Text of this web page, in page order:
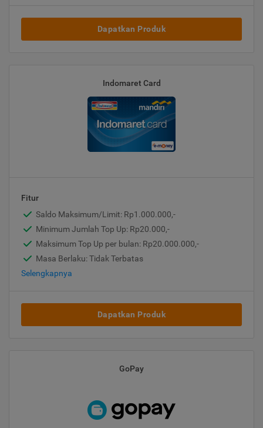
Dapatkan Produk
Indomaret Card
Fitur
Saldo Maksimum/Limit: Rp1.000.000,-
Minimum Jumlah Top Up: Rp20.000,-
Maksimum Top Up per bulan: Rp20.000.000,-
Masa Berlaku: Tidak Terbatas
Selengkapnya
Dapatkan Produk
GoPay